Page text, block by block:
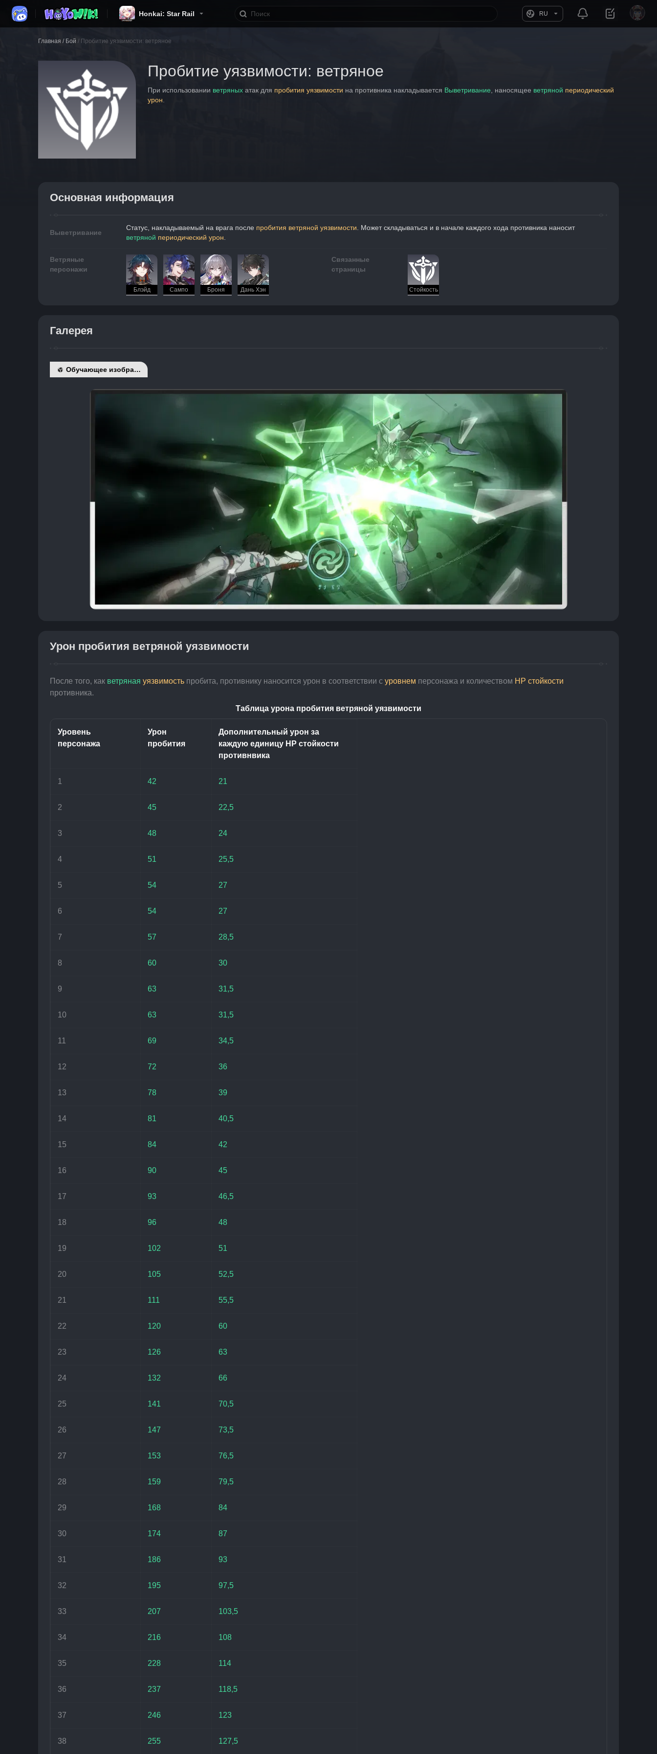
Honkai: Star Rail RU
Главная / Бой / Пробитие уязвимости: ветряное
Пробитие уязвимости: ветряное
При использовании ветряных атак для пробития уязвимости на противника накладывается Выветривание , наносящее ветряной периодический
урон
Основная информация
Выветривание
Статус, накладываемый на врага после пробития ветряной уязвимости . Может складываться и в начале каждого хода противника наносит
ветряной периодический урон
Ветряные
персонажи
Блэйд Сампо Броня Дань Хэн
Связанные
страницы
Стойкость
Галерея
Обучающее изображение
Урон пробития ветряной уязвимости
После того, как ветряная уязвимость пробита, противнику наносится урон в соответствии с уровнем персонажа и количеством НР стойкости
противника.
Таблица урона пробития ветряной уязвимости
Уровень
персонажа
Урон
пробития
Дополнительный урон за
каждую единицу НР стойкости
противнвика
1 42 21
2 45 22,5
3 48 24
4 51 25,5
5 54 27
6 54 27
7 57 28,5
8 60 30
9 63 31,5
10 63 31,5
11 69 34,5
12 72 36
13 78 39
14 81 40,5
15 84 42
16 90 45
17 93 46,5
18 96 48
19 102 51
20 105 52,5
21 111 55,5
22 120 60
23 126 63
24 132 66
25 141 70,5
26 147 73,5
27 153 76,5
28 159 79,5
29 168 84
30 174 87
31 186 93
32 195 97,5
33 207 103,5
34 216 108
35 228 114
36 237 118,5
37 246 123
38 255 127,5